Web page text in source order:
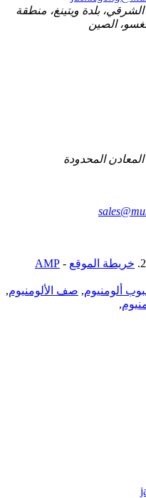
الشرقي، بلدة ويتينغ، منطقة
الصين
المحدودة
خريطة الموقع -
AMP
ألومنيوم, صف الألومنيوم,
,